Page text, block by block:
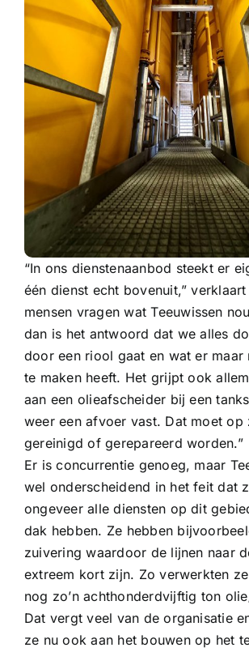
“In ons dienstenaanbod steekt er
één dienst echt bovenuit,” verklaart
mensen vragen wat Teeuwissen
dan is het antwoord dat we alles
door een riool gaat en wat er maar
te maken heeft. Het grijpt ook
aan een olieafscheider bij een
weer een afvoer vast. Dat moet op
gereinigd of gerepareerd worden.”
Er is concurrentie genoeg, maar
wel onderscheidend in het feit dat
ongeveer alle diensten op dit
dak hebben. Ze hebben
zuivering waardoor de lijnen naar
extreem kort zijn. Zo verwerkten
nog zo’n achthonderdvijftig ton
Dat vergt veel van de organisatie
ze nu ook aan het bouwen op het